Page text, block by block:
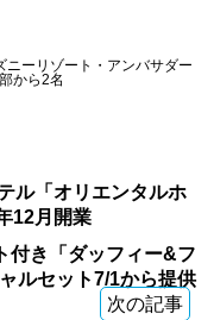
ーリゾート・アンバサダー
から2名
ル「オリエンタルホ
12月開業
付き「ダッフィー&フ
ルセット7/1から提供
次の記事